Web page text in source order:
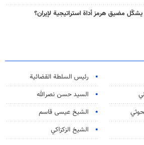
يشكّل مضيق هرمز أداة استراتيجية لإيران؟
رئیس السلطة القضائیة
السيد حسن نصرالله
الشيخ عيسى قاسم
الشيخ الزكزاكي